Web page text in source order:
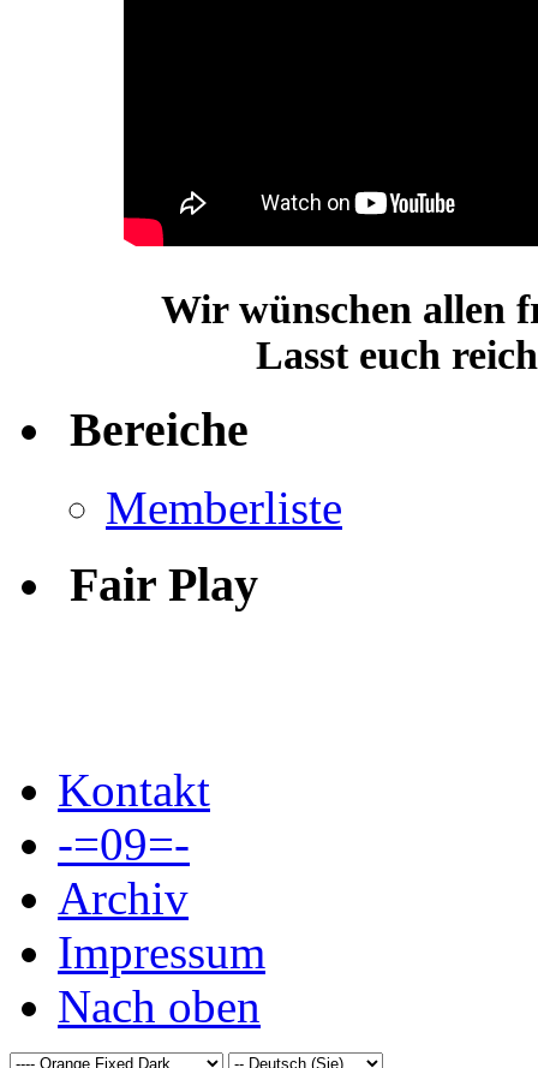
Wir wünschen allen
Lasst euch
Bereiche
Memberliste
Fair Play
Kontakt
-=09=-
Archiv
Impressum
Nach oben